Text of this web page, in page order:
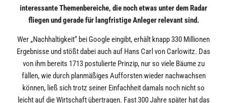
interessante Themenbereiche, die noch etwas unter dem Radar
fliegen und gerade für langfristige Anleger relevant sind.
Wer „Nachhaltigkeit“ bei Google eingibt, erhält knapp 330 Millionen
Ergebnisse und stößt dabei auch auf Hans Carl von Carlowitz. Das
von ihm bereits 1713 postulierte Prinzip, nur so viele Bäume zu
fällen, wie durch planmäßiges Aufforsten wieder nachwachsen
können, ließ sich trotz seiner Einfachheit damals noch nicht so
leicht auf die Wirtschaft übertragen. Fast 300 Jahre später hat das